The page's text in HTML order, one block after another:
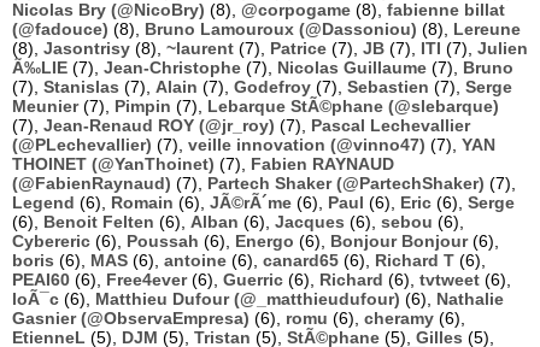
Nicolas Bry (@NicoBry) (8), @corpogame (8), fabienne billat
(@fadouce) (8), Bruno Lamouroux (@Dassoniou) (8), Lereune
(8), Jasontrisy (8), ~laurent (7), Patrice (7), JB (7), ITI (7), Julien
Ã‰LIE (7), Jean-Christophe (7), Nicolas Guillaume (7), Bruno
(7), Stanislas (7), Alain (7), Godefroy (7), Sebastien (7), Serge
Meunier(7), Pimpin (7), Lebarque StÃ©phane (@slebarque)
(7), Jean-Renaud ROY (@jr_roy) (7), Pascal Lechevallier
(@PLechevallier) (7), veille innovation (@vinno47) (7), YAN
THOINET (@YanThoinet) (7), Fabien RAYNAUD
(@FabienRaynaud) (7), Partech Shaker (@PartechShaker) (7),
Legend (6), Romain (6), JÃ©rÃ´me (6), Paul (6), Eric (6), Serge
(6), Benoit Felten (6), Alban (6), Jacques (6), sebou (6),
Cybereric (6), Poussah (6), Energo (6), Bonjour Bonjour(6),
boris (6), MAS (6), antoine (6), canard65 (6), Richard T (6),
PEAI60 (6), Free4ever(6), Guerric (6), Richard (6), tvtweet (6),
loÃ¯c (6), Matthieu Dufour (@_matthieudufour) (6), Nathalie
Gasnier (@ObservaEmpresa) (6), romu (6), cheramy (6),
EtienneL (5), DJM (5), Tristan (5), StÃ©phane (5), Gilles (5),